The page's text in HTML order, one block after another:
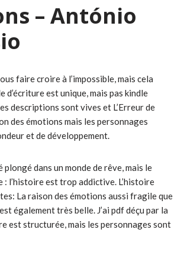
– António
faire croire à l’impossible, mais cela
d’écriture est unique, mais pas kindle
descriptions sont vives et L’Erreur de
des émotions mais les personnages
et de développement.
plongé dans un monde de rêve, mais le
l’histoire est trop addictive. L’histoire
La raison des émotions aussi fragile que
également très belle. J’ai pdf déçu par la
est structurée, mais les personnages sont